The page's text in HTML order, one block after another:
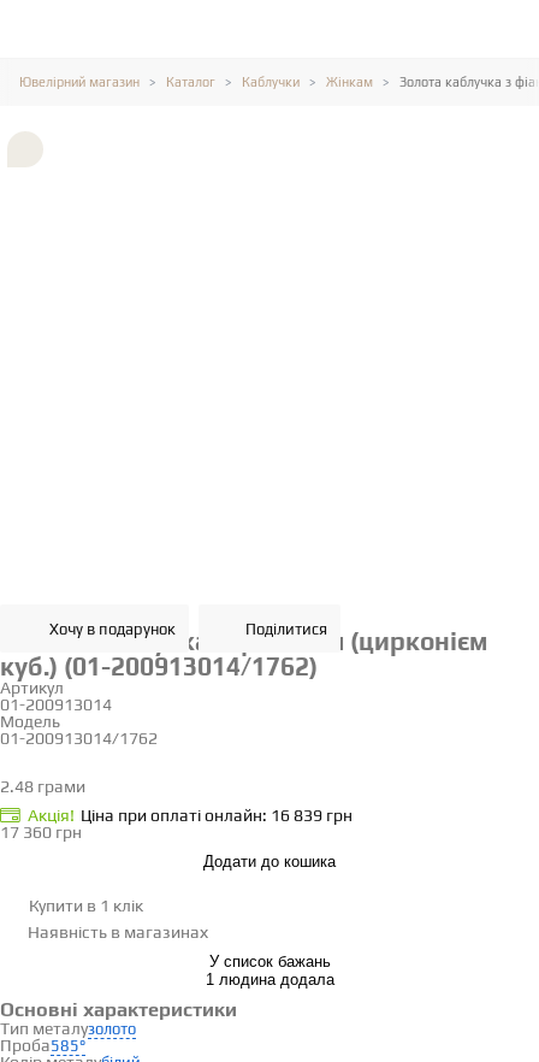
Ювелірний магазин Каталог Каблучки Жінкам Золота каблучка з
Хочу в подарунок Поділитися
Золота каблучка з фіанітом (цирконієм
куб.) (01-200913014/1762)
Артикул
01-200913014
Модель
01-200913014/1762
2.48 грами
Акцiя! Ціна при оплаті онлайн: 16 839 грн
17 360 грн
Додати до кошика
Купити в 1 клік
Наявність в магазинах
У список бажань
1 людина додала
Основні характеристики
Тип металузолото
Проба585°